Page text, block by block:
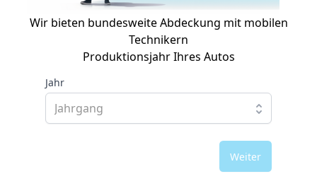
Wir bieten bundesweite Abdeckung mit mobilen
Technikern
Produktionsjahr Ihres Autos
Jahr
Weiter